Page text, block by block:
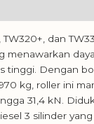
TW320+, dan
menawarkan
tinggi. Dengan
kg, roller ini
31,4 kN.
3 silinder